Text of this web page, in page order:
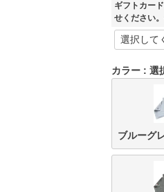
ギフトカー
せください。
カラー 選
ブルーグ